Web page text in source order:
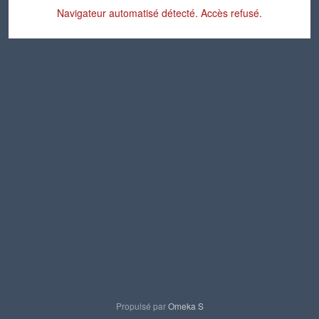
Navigateur automatisé détecté. Accès refusé.
Propulsé parOmeka S